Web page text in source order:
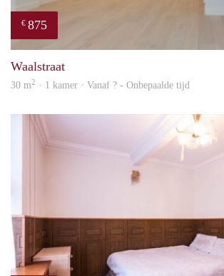
€ 875
Waalstraat
30 m2 · 1 kamer · Vanaf ? - Onbepaalde tijd